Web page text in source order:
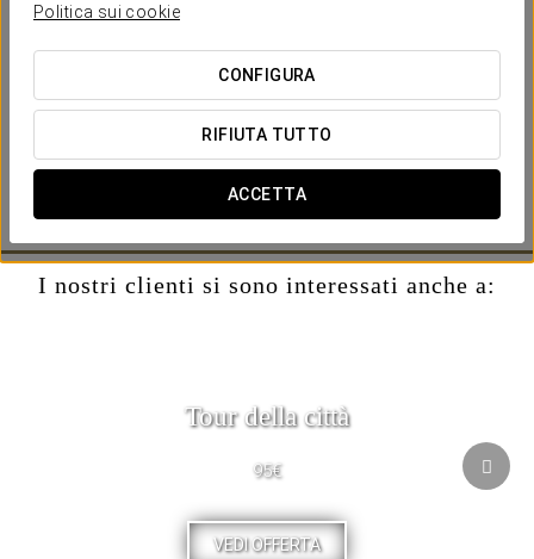
Politica sui cookie
CONFIGURA
RIFIUTA TUTTO
ACCETTA
L'ora del tè
Goditi l'ora del tè nel tradizionale Art Nouveau Union Café.
-Il tè che scegli.
-Dolce.
I nostri clienti si sono interessati anche a:
Tour della città
95€
VEDI OFFERTA